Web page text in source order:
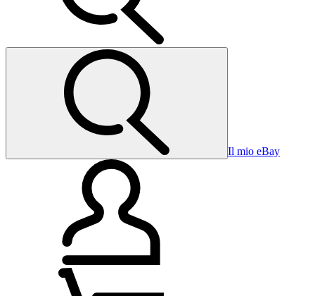
Il mio eBay